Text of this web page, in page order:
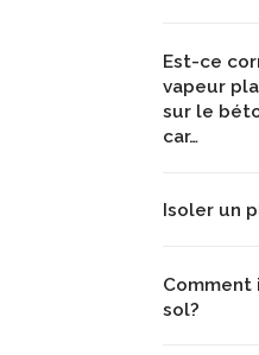
Est-ce
vapeur
sur le
car…
Isoler un
Comment
sol?